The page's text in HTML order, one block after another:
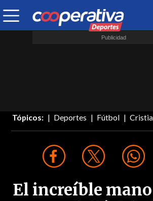
Tópicos: Deportes Fútbol
El increíble